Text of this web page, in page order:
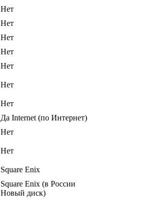
Нет
Нет
Нет
Нет
Нет
Нет
Нет
Да Internet (по Интернет)
Нет
Нет
Square Enix
Square Enix (в России
Новый диск)